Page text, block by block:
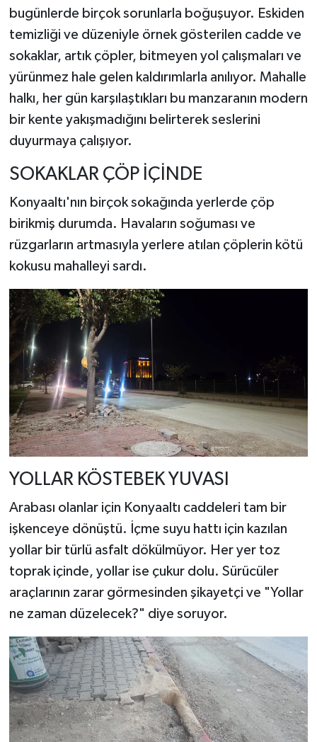
bugünlerde birçok sorunlarla boğuşuyor. Eskiden
temizliği ve düzeniyle örnek gösterilen cadde ve
sokaklar, artık çöpler, bitmeyen yol çalışmaları ve
yürünmez hale gelen kaldırımlarla anılıyor. Mahalle
halkı, her gün karşılaştıkları bu manzaranın modern
bir kente yakışmadığını belirterek seslerini
duyurmaya çalışıyor.
SOKAKLAR ÇÖP İÇİNDE
Konyaaltı'nın birçok sokağında yerlerde çöp
birikmiş durumda. Havaların soğuması ve
rüzgarların artmasıyla yerlere atılan çöplerin kötü
kokusu mahalleyi sardı.
YOLLAR KÖSTEBEK YUVASI
Arabası olanlar için Konyaaltı caddeleri tam bir
işkenceye dönüştü. İçme suyu hattı için kazılan
yollar bir türlü asfalt dökülmüyor. Her yer toz
toprak içinde, yollar ise çukur dolu. Sürücüler
araçlarının zarar görmesinden şikayetçi ve "Yollar
ne zaman düzelecek?" diye soruyor.